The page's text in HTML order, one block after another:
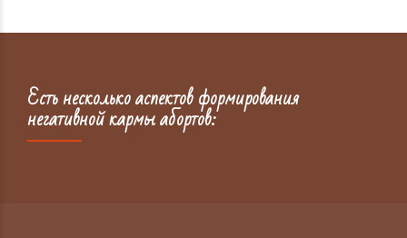
Есть несколько аспектов формирования
негативной кармы абортов: